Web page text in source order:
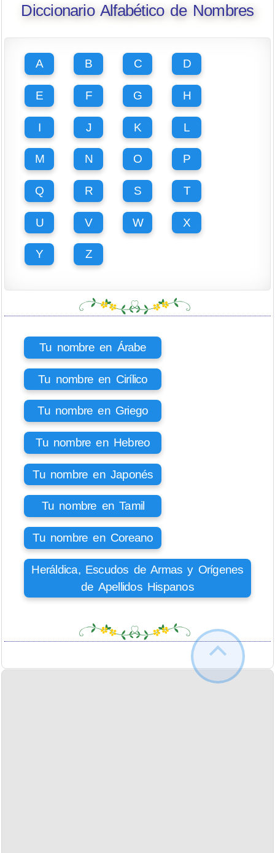
Diccionario Alfabético de Nombres
A B C D
E F G H
I J K L
M N O P
Q R S T
U V W X
Y Z
Tu nombre en Árabe
Tu nombre en Cirílico
Tu nombre en Griego
Tu nombre en Hebreo
Tu nombre en Japonés
Tu nombre en Tamil
Tu nombre en Coreano
Heráldica, Escudos de Armas y Orígenes
de Apellidos Hispanos